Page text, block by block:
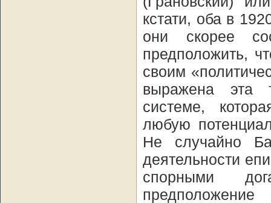
кстати, оба в
они скорее
предположить,
своим
выражена эта
системе,
любую
Не случайно
деятельности
спорными